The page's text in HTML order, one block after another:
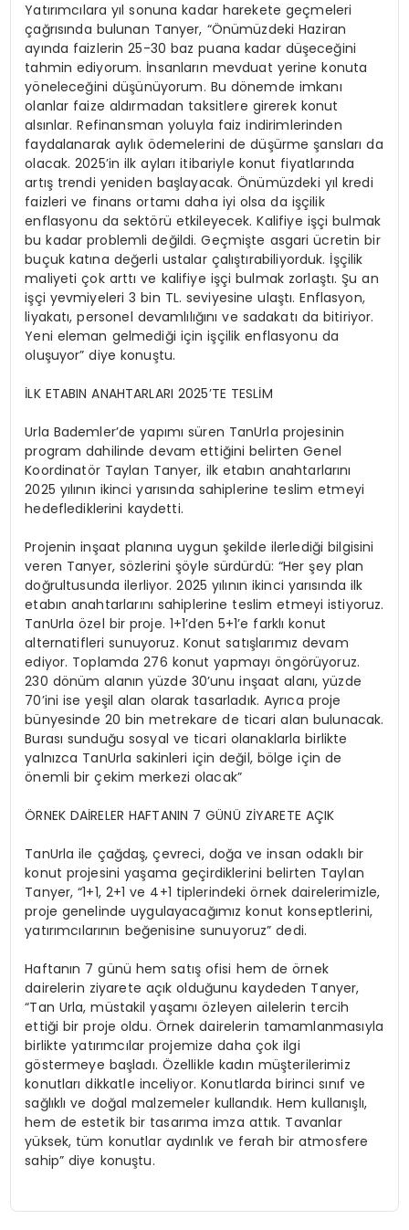
Yatırımcılara yıl sonuna kadar harekete geçmeleri
çağrısında bulunan Tanyer, “Önümüzdeki Haziran
ayında faizlerin 25-30 baz puana kadar düşeceğini
tahmin ediyorum. İnsanların mevduat yerine konuta
yöneleceğini düşünüyorum. Bu dönemde imkanı
olanlar faize aldırmadan taksitlere girerek konut
alsınlar. Refinansman yoluyla faiz indirimlerinden
faydalanarak aylık ödemelerini de düşürme şansları da
olacak. 2025’in ilk ayları itibariyle konut fiyatlarında
artış trendi yeniden başlayacak. Önümüzdeki yıl kredi
faizleri ve finans ortamı daha iyi olsa da işçilik
enflasyonu da sektörü etkileyecek. Kalifiye işçi bulmak
bu kadar problemli değildi. Geçmişte asgari ücretin bir
buçuk katına değerli ustalar çalıştırabiliyorduk. İşçilik
maliyeti çok arttı ve kalifiye işçi bulmak zorlaştı. Şu an
işçi yevmiyeleri 3 bin TL. seviyesine ulaştı. Enflasyon,
liyakatı, personel devamlılığını ve sadakatı da bitiriyor.
Yeni eleman gelmediği için işçilik enflasyonu da
oluşuyor” diye konuştu.
İLK ETABIN ANAHTARLARI 2025’TE TESLİM
Urla Bademler’de yapımı süren TanUrla projesinin
program dahilinde devam ettiğini belirten Genel
Koordinatör Taylan Tanyer, ilk etabın anahtarlarını
2025 yılının ikinci yarısında sahiplerine teslim etmeyi
hedeflediklerini kaydetti.
Projenin inşaat planına uygun şekilde ilerlediği bilgisini
veren Tanyer, sözlerini şöyle sürdürdü: “Her şey plan
doğrultusunda ilerliyor. 2025 yılının ikinci yarısında ilk
etabın anahtarlarını sahiplerine teslim etmeyi istiyoruz.
TanUrla özel bir proje. 1+1’den 5+1’e farklı konut
alternatifleri sunuyoruz. Konut satışlarımız devam
ediyor. Toplamda 276 konut yapmayı öngörüyoruz.
230 dönüm alanın yüzde 30’unu inşaat alanı, yüzde
70’ini ise yeşil alan olarak tasarladık. Ayrıca proje
bünyesinde 20 bin metrekare de ticari alan bulunacak.
Burası sunduğu sosyal ve ticari olanaklarla birlikte
yalnızca TanUrla sakinleri için değil, bölge için de
önemli bir çekim merkezi olacak”
ÖRNEK DAİRELER HAFTANIN 7 GÜNÜ ZİYARETE AÇIK
TanUrla ile çağdaş, çevreci, doğa ve insan odaklı bir
konut projesini yaşama geçirdiklerini belirten Taylan
Tanyer, “1+1, 2+1 ve 4+1 tiplerindeki örnek dairelerimizle,
proje genelinde uygulayacağımız konut konseptlerini,
yatırımcılarının beğenisine sunuyoruz” dedi.
Haftanın 7 günü hem satış ofisi hem de örnek
dairelerin ziyarete açık olduğunu kaydeden Tanyer,
“Tan Urla, müstakil yaşamı özleyen ailelerin tercih
ettiği bir proje oldu. Örnek dairelerin tamamlanmasıyla
birlikte yatırımcılar projemize daha çok ilgi
göstermeye başladı. Özellikle kadın müşterilerimiz
konutları dikkatle inceliyor. Konutlarda birinci sınıf ve
sağlıklı ve doğal malzemeler kullandık. Hem kullanışlı,
hem de estetik bir tasarıma imza attık. Tavanlar
yüksek, tüm konutlar aydınlık ve ferah bir atmosfere
sahip” diye konuştu.